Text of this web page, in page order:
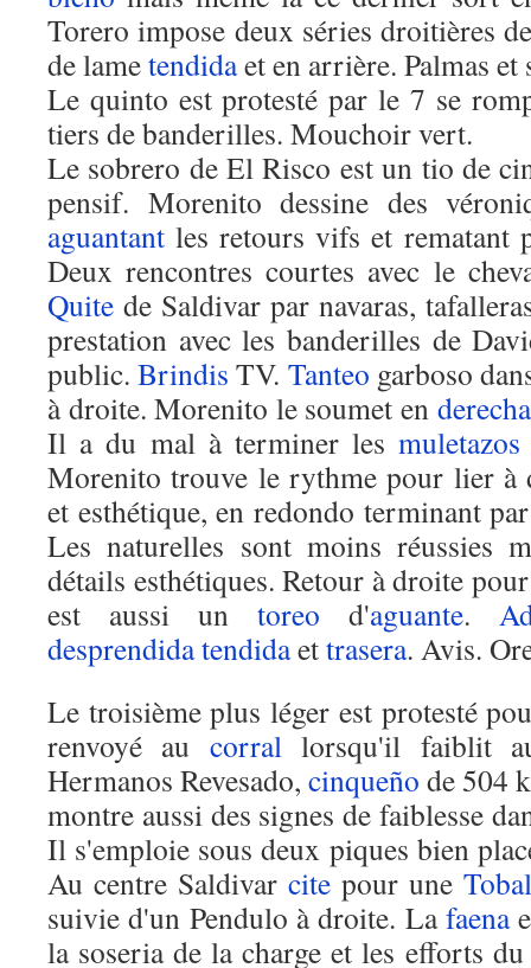
Torero impose deux séries droitières
de lametendidaet en arrière. Palmas et
Le quinto est protesté par le 7 se
tiers de banderilles. Mouchoir vert.
Le sobrero de El Risco est un tio de
pensif. Morenito dessine des
aguantant les retours vifs et rematant
Deux rencontres courtes avec le
Quite de Saldivar par navaras,
prestation avec les banderilles de
public.Brindis TV. Tanteo garboso
à droite. Morenito le soumet en
Il a du mal à terminer lesmuletazos
Morenito trouve le rythme pour lier à
et esthétique, en redondo terminant
Les naturelles sont moins réussies
détails esthétiques. Retour à droite
est aussi un toreo d'aguante.
desprendidatendidaettrasera. Avis.
Le troisième plus léger est protesté
renvoyé au corrallorsqu'il faiblit
Hermanos Revesado, cinqueño de 504
montre aussi des signes de faiblesse
Il s'emploie sous deux piques bien
Au centre Saldivar cite pour une
suivie d'un Pendulo à droite. Lafaena
la soseria de la charge et les efforts